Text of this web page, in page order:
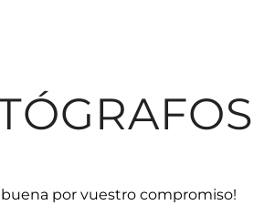
por vuestro compromiso!